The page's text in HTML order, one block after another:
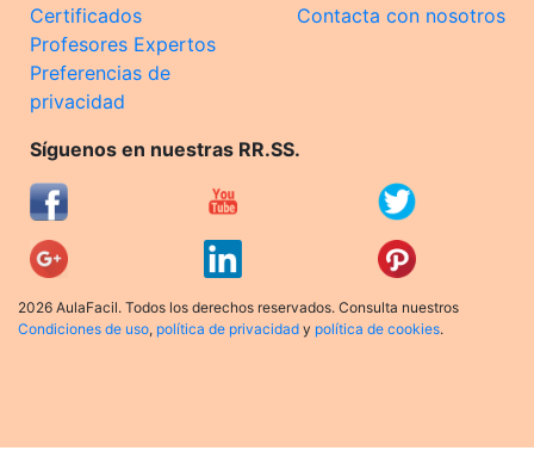
Certificados
Profesores Expertos
Preferencias de
privacidad
Contacta con nosotros
Síguenos en nuestras RR.SS.
2026 AulaFacil. Todos los derechos reservados. Consulta nuestros
Condiciones de uso, política de privacidad y política de cookies.